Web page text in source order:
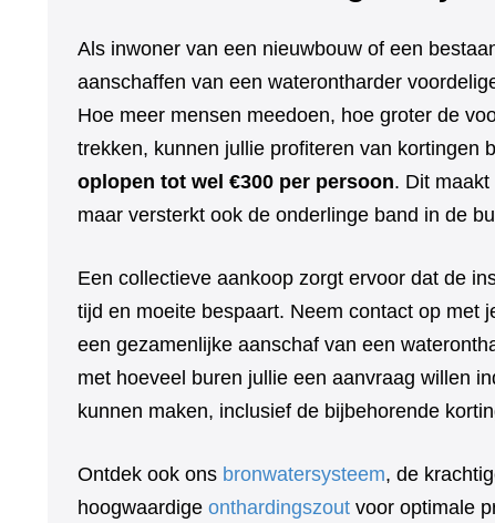
Als inwoner van een nieuwbouw of een
aanschaffen van een waterontharder
Hoe meer mensen meedoen, hoe groter de
trekken, kunnen jullie profiteren van kortingen
oplopen tot wel €300 per persoon. Dit
maar versterkt ook de onderlinge band in de
Een collectieve aankoop zorgt ervoor dat de
tijd en moeite bespaart. Neem contact op met
een gezamenlijke aanschaf van een
met hoeveel buren jullie een aanvraag willen
kunnen maken, inclusief de bijbehorende
Ontdek ook ons bronwatersysteem, de
hoogwaardige onthardingszout voor optimale